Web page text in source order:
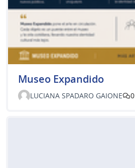
Museo Expandido
LUCIANA SPADARO GAIONE
0